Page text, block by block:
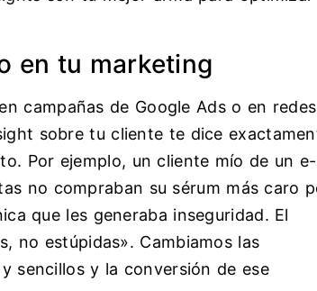
en tu marketing
campañas de Google Ads o en redes
sobre tu cliente te dice
Por ejemplo, un cliente mío de un e-
no compraban su sérum más caro
que les generaba inseguridad. El
no estúpidas». Cambiamos las
sencillos y la conversión de ese